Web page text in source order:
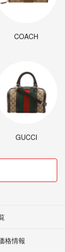
COACH
GUCCI
格情報